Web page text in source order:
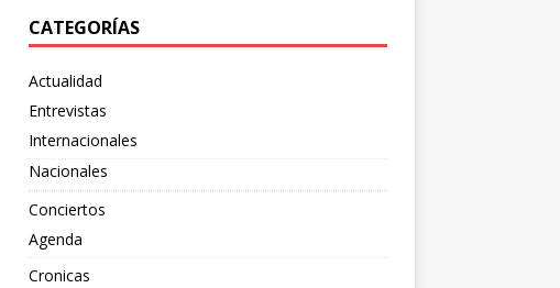
CATEGORÍAS
Actualidad
Entrevistas
Internacionales
Nacionales
Conciertos
Agenda
Cronicas